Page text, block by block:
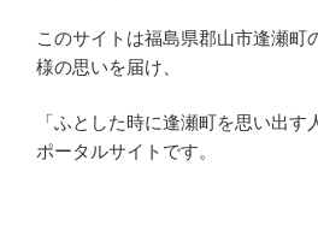
このサイトは福島県郡山市逢瀬町
様の思いを届け、
「ふとした時に逢瀬町を思い出
ポータルサイトです。